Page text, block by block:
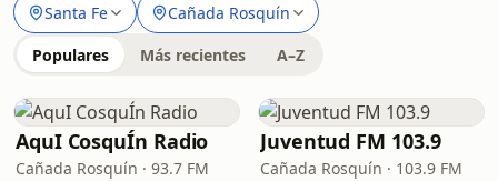
Santa Fe Cañada Rosquín
Populares Más recientes A–Z
AquI CosquÍn Radio
Cañada Rosquín · 93.7 FM
Juventud FM 103.9
Cañada Rosquín · 103.9 FM